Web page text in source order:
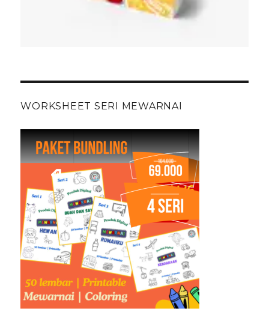
WORKSHEET SERI MEWARNAI